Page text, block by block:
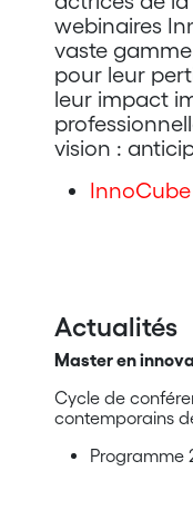
webinaires
vaste
pour leur
leur impact
vision :
Actualités
Master en
Cycle de
contemporains
Programme